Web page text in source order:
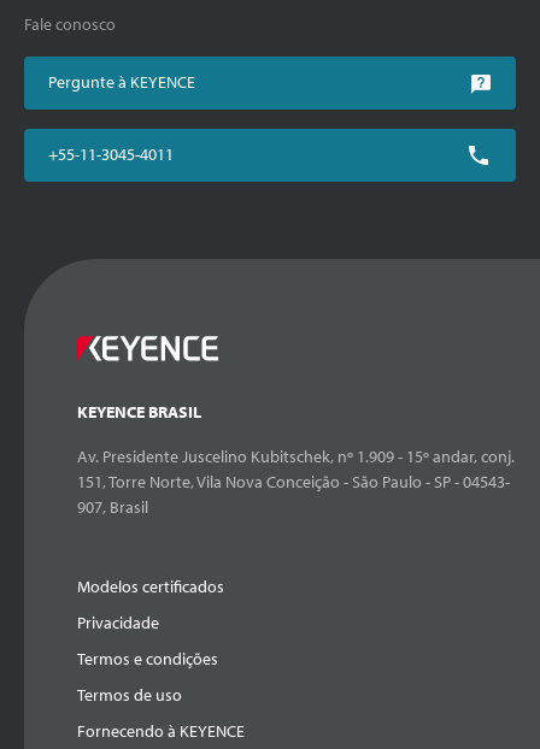
Fale conosco
Pergunte à KEYENCE
+55-11-3045-4011
KEYENCE BRASIL
Av. Presidente Juscelino Kubitschek, nº 1.909 - 15º andar, conj.
151, Torre Norte, Vila Nova Conceição - São Paulo - SP - 04543-
907, Brasil
Modelos certificados
Privacidade
Termos e condições
Termos de uso
Fornecendo à KEYENCE